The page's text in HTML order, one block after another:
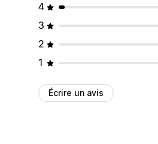
4
3
2
1
Écrire un avis